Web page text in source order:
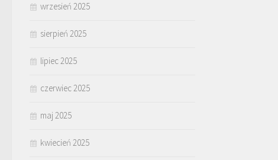
wrzesień 2025
sierpień 2025
lipiec 2025
czerwiec 2025
maj 2025
kwiecień 2025